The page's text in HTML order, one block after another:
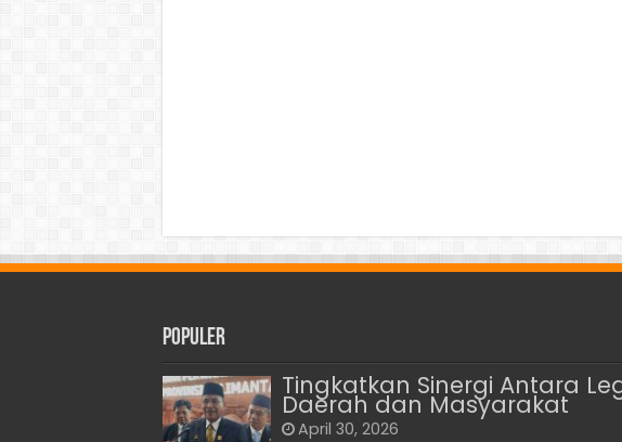
Populer
Tingkatkan Sinergi Antara
Daerah dan Masyarakat
April 30, 2026